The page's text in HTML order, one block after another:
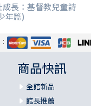
成長：基督教兒童詩
年篇)
商品快訊
全館新品
館長推薦